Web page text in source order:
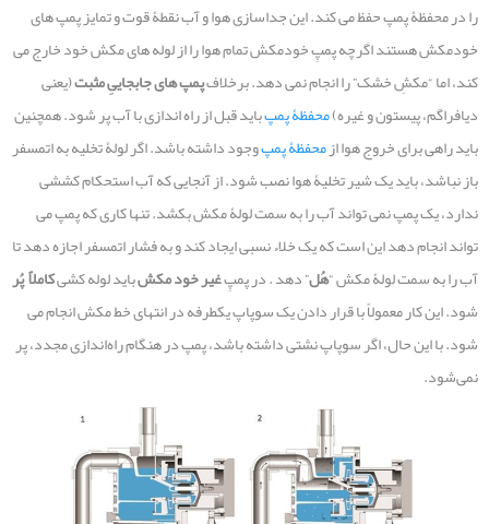
را در محفظۀ پمپ حفظ می کند. این جداسازی هوا و آب نقطۀ قوت و تمایز پمپ های
خودمکش هستند اگرچه پمپِ خودمکش تمام هوا را از لوله های مکش خود خارج می
کند، اما “مکشِ خشک” را انجام نمی دهد. برخلافپمپ های جابجاییِ مثبت(یعنی
دیافراگم، پیستون و غیره)محفظۀ پمپباید قبل از راه اندازی با آب پر شود. همچنین
باید راهی برای خروج هوا ازمحفظۀ پمپوجود داشته باشد. اگر لولۀ تخلیه به اتمسفر
باز نباشد، باید یک شیر تخلیۀ هوا نصب شود. از آنجایی که آب استحکام کششی
ندارد، یک پمپ نمی تواند آب را به سمت لولۀ مکش بکشد. تنها کاری که پمپ می
تواند انجام دهد این است که یک خلاء نسبی ایجاد کند و به فشار اتمسفر اجازه دهد تا
آب را به سمت لولۀ مکش “هُل” دهد . در پمپِغیر خود مکشباید لوله کشیکاملاًپُر
شود. این کار معمولاً با قرار دادن یک سوپاپ یکطرفه در انتهای خط مکش انجام می
شود. با این حال، اگر سوپاپ نشتی داشته باشد، پمپ در هنگام راه‌اندازی مجدد، پر
نمی‌شود.